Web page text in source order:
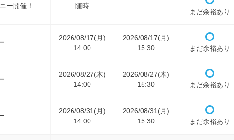
ー開催！ 随時
まだ余裕あり
2026/08/17(月)
14:00
2026/08/17(月)
15:30
まだ余裕あり
2026/08/27(木)
14:00
2026/08/27(木)
15:30
まだ余裕あり
2026/08/31(月)
14:00
2026/08/31(月)
15:30
まだ余裕あり